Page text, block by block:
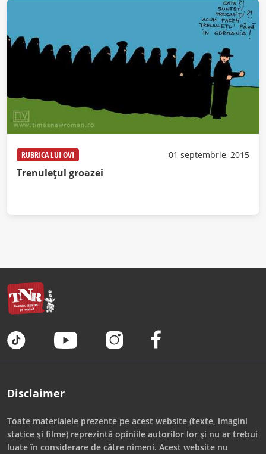
RUBRICA LUI OVI 01 septembrie, 2015
Trenulețul groazei
Disclaimer
Toate materialele prezente pe acest website (texte, imagini
statice și filme) reprezintă opiniile autorilor lor și nu ar trebui
luate în considerare de către nimeni. Acest website nu